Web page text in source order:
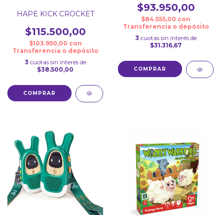
HAPE KICK CROCKET
$115.500,00
$103.950,00 con
Transferencia o depósito
3 cuotas sin interés de
$38.500,00
$93.950,00
$84.555,00 con
Transferencia o depósito
3 cuotas sin interés de
$31.316,67